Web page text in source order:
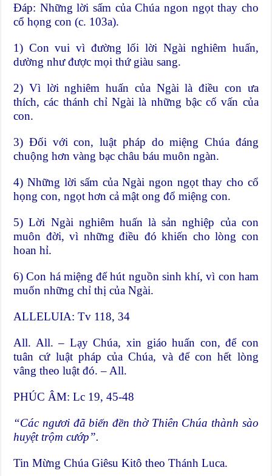
Ðáp: Những lời sấm của Chúa ngon ngọt thay cho
cổ họng con (c. 103a).
1) Con vui vì đường lối lời Ngài nghiêm huấn,
dường như được mọi thứ giàu sang.
2) Vì lời nghiêm huấn của Ngài là điều con ưa
thích, các thánh chỉ Ngài là những bậc cố vấn của
con.
3) Ðối với con, luật pháp do miệng Chúa đáng
chuộng hơn vàng bạc châu báu muôn ngàn.
4) Những lời sấm của Ngài ngon ngọt thay cho cổ
họng con, ngọt hơn cả mật ong đổ miệng con.
5) Lời Ngài nghiêm huấn là sản nghiệp của con
muôn đời, vì những điều đó khiến cho lòng con
hoan hỉ.
6) Con há miệng để hút nguồn sinh khí, vì con ham
muốn những chỉ thị của Ngài.
ALLELUIA: Tv 118, 34
All. All. – Lạy Chúa, xin giáo huấn con, để con
tuân cứ luật pháp của Chúa, và để con hết lòng
vâng theo luật đó. – All.
PHÚC ÂM: Lc 19, 45-48
“Các ngươi đã biến đền thờ Thiên Chúa thành sào
huyệt trộm cướp”.
Tin Mừng Chúa Giêsu Kitô theo Thánh Luca.